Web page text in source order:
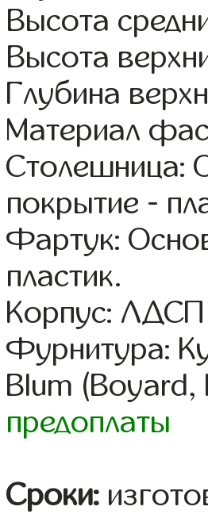
Высота
Высота
Глубина
Материал
Столешница:
покрытие -
Фартук:
пластик.
Корпус:
Фурнитура:
Blum (Boyard,
предоплаты
Сроки: